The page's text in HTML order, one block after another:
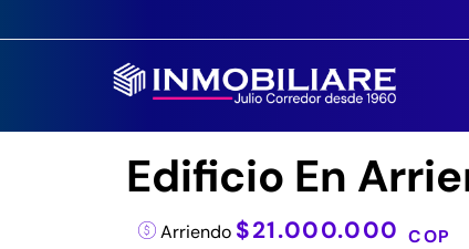
Edificio En
Arriendo $21.000.000 COP